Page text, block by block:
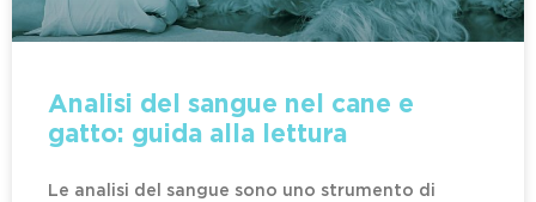
Analisi del sangue nel cane e
gatto: guida alla lettura
Le analisi del sangue sono uno strumento di